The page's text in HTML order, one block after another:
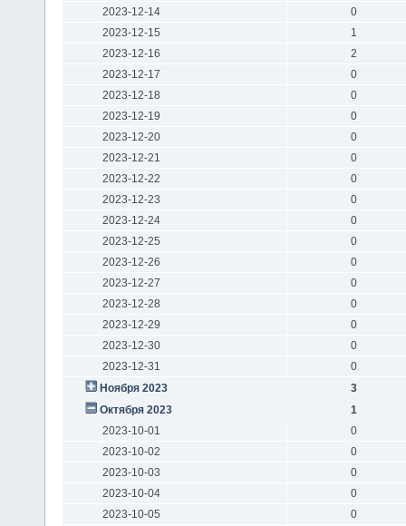
2023-12-14
0
2023-12-15
1
2023-12-16
2
2023-12-17
0
2023-12-18
0
2023-12-19
0
2023-12-20
0
2023-12-21
0
2023-12-22
0
2023-12-23
0
2023-12-24
0
2023-12-25
0
2023-12-26
0
2023-12-27
0
2023-12-28
0
2023-12-29
0
2023-12-30
0
2023-12-31
0
Ноября 2023
3
Октября 2023
1
2023-10-01
0
2023-10-02
0
2023-10-03
0
2023-10-04
0
2023-10-05
0